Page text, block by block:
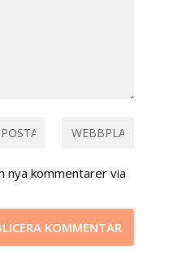
nya kommentarer via